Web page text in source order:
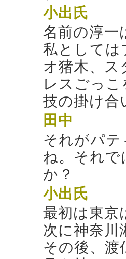
小出氏
名前の淳一
私としては
オ猪木、
レスごっ
技の掛け合
田中
それがパ
ね。それ
か？
小出氏
最初は東京
次に神奈川
その後、渡